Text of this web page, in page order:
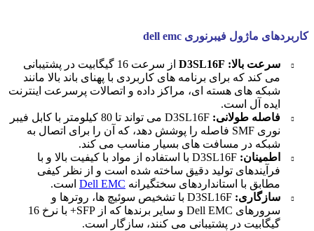
کاربردهای ماژول فیبرنوری dell emc
سرعت بالا: D3SL16F
از سرعت 16 گیگابیت در پشتیبانی
می کند که برای برنامه های کاربردی با پهنای باند بالا مانند
شبکه های هسته ای، مراکز داده و اتصالات پرسرعت اینترنت
ایده آل است.
فاصله طولانی:
D3SL16F می تواند تا 80 کیلومتر با کابل فیبر
نوری SMF فاصله را پوشش دهد، که آن را برای اتصال به
شبکه در مسافت های بسیار مناسب می کند.
اطمینان:
D3SL16F با استفاده از مواد با کیفیت بالا و با
فرآیندهای تولید دقیق ساخته شده است و از نظر کیفی
مطابق با استانداردهای سختگیرانه Dell EMC است.
سازگاری:
D3SL16F با تشخیص سوئیچ ها، روترها و
سرورهای Dell EMC و سایر برندها که از SFP+ با نرخ 16
گیگابیت در پشتیبانی می کنند، سازگار است.